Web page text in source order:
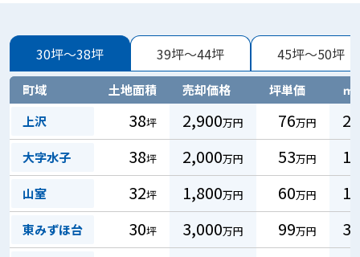
30坪～38坪 39坪～44坪 45坪～50坪
町域 土地面積 売却価格 坪単価
㎡
上沢
38坪 2,900万円 76万円 23
大字水子 38坪 2,000万円 53万円 16
山室 32坪 1,800万円 60万円 18
東みずほ台 30坪 3,000万円 99万円 30